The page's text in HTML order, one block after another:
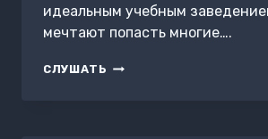
идеальным учебным
мечтают попасть многие….
СЛУШАТЬ ЗМЕИНАЯ